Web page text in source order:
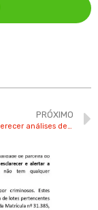
PRÓXIMO
Valinhos vai oferecer análises de solo e água gratuitas aos agricultores